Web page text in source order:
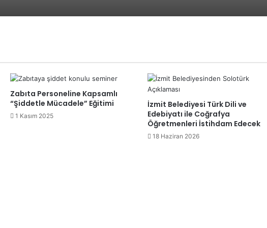
İzmit’te çocuklar yaz tatilini bilim ve
teknolojiyle geçirdi
YKS’de ilk 500’e girdi
Zabıta Personeline Kapsamlı
“Şiddetle Mücadele” Eğitimi
1 Kasım 2025
İzmit Belediyesi Türk Dili ve
Edebiyatı ile Coğrafya
Öğretmenleri İstihdam Edecek
18 Haziran 2026